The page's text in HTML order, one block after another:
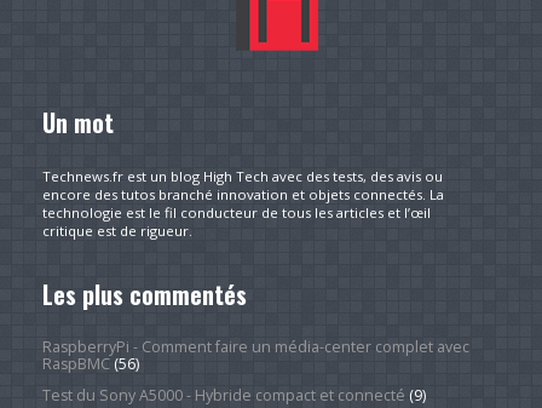
Un mot
Technews.fr est un blog High Tech avec des tests, des avis ou
encore des tutos branché innovation et objets connectés. La
technologie est le fil conducteur de tous les articles et l’œil
critique est de rigueur.
Les plus commentés
RaspberryPi - Comment faire un média-center complet avec
RaspBMC(56)
Test du Sony A5000 - Hybride compact et connecté (9)